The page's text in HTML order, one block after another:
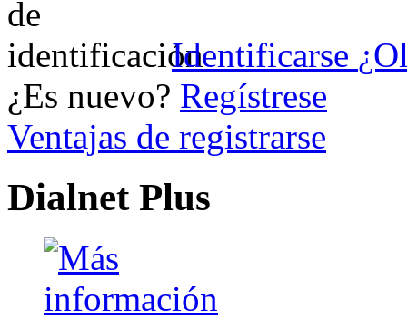
Identificarse
¿Es nuevo? Regístrese
Ventajas de registrarse
Dialnet Plus